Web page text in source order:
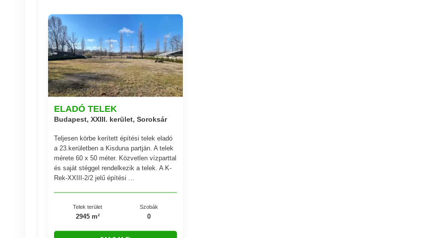
ELADÓ TELEK
Budapest, XXIII. kerület, Soroksár
Teljesen körbe kerített építési telek eladó
a 23.kerületben a Kisduna partján. A telek
mérete 60 x 50 méter. Közvetlen vízparttal
és saját stéggel rendelkezik a telek. A K-
Rek-XXIII-2/2 jelű építési ...
Telek terület
2945 m²
Szobák
0